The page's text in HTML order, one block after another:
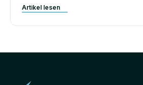
Artikel lesen